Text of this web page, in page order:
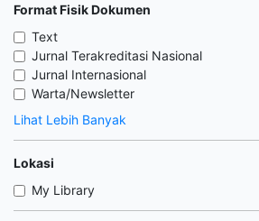
Format Fisik Dokumen
Text
Jurnal Terakreditasi Nasional
Jurnal Internasional
Warta/Newsletter
Lihat Lebih Banyak
Lokasi
My Library